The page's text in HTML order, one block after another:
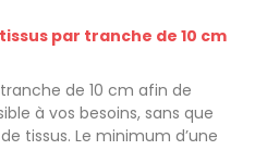
par tranche de 10 cm
de 10 cm afin de
à vos besoins, sans que
tissus. Le minimum d’une